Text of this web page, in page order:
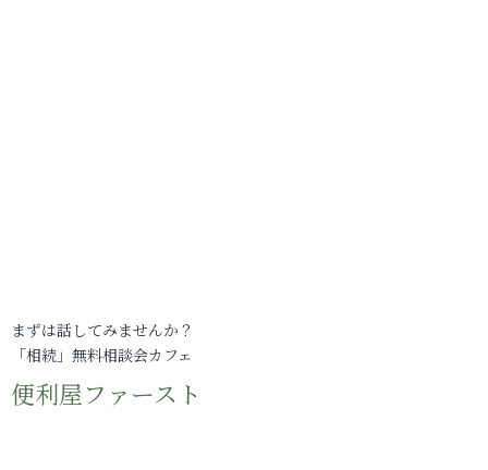
まずは話してみませんか？
「相続」無料相談会カフェ
便利屋ファースト